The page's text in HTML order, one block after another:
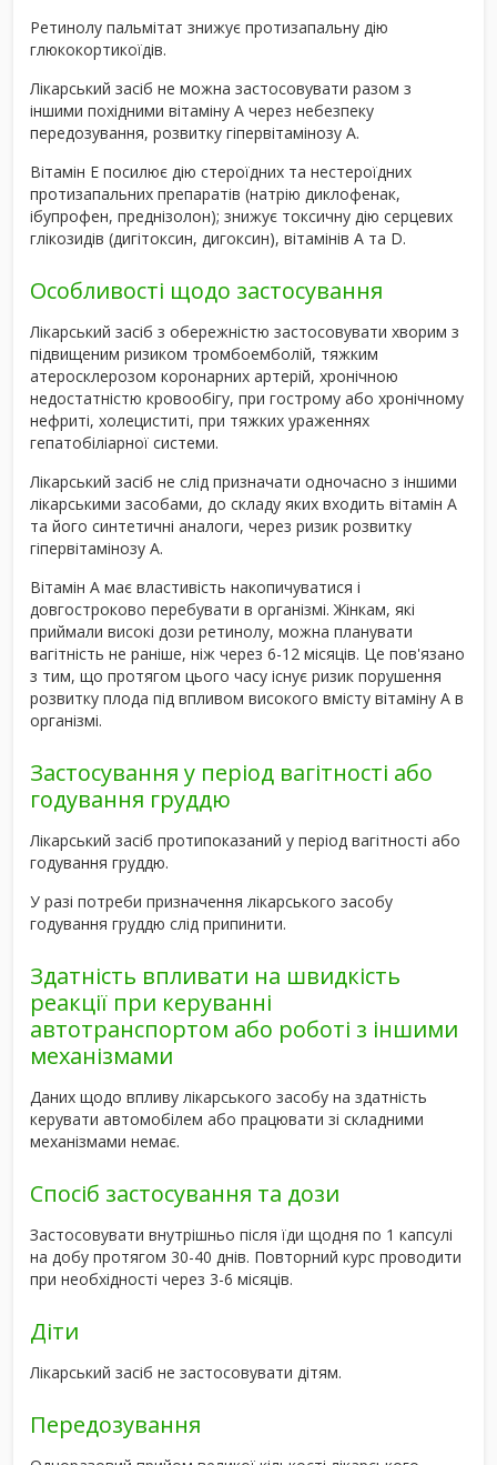
Ретинолу пальмітат знижує протизапальну дію
глюкокортикоїдів.
Лікарський засіб не можна застосовувати разом з
іншими похідними вітаміну А через небезпеку
передозування, розвитку гіпервітамінозу А.
Вітамін Е посилює дію стероїдних та нестероїдних
протизапальних препаратів (натрію диклофенак,
ібупрофен, преднізолон); знижує токсичну дію серцевих
глікозидів (дигітоксин, дигоксин), вітамінів А та D.
Особливості щодо застосування
Лікарський засіб з обережністю застосовувати хворим з
підвищеним ризиком тромбоемболій, тяжким
атеросклерозом коронарних артерій, хронічною
недостатністю кровообігу, при гострому або хронічному
нефриті, холециститі, при тяжких ураженнях
гепатобіліарної системи.
Лікарський засіб не слід призначати одночасно з іншими
лікарськими засобами, до складу яких входить вітамін А
та його синтетичні аналоги, через ризик розвитку
гіпервітамінозу А.
Вітамін А має властивість накопичуватися і
довгостроково перебувати в організмі. Жінкам, які
приймали високі дози ретинолу, можна планувати
вагітність не раніше, ніж через 6-12 місяців. Це пов'язано
з тим, що протягом цього часу існує ризик порушення
розвитку плода під впливом високого вмісту вітаміну А в
організмі.
Застосування у період вагітності або
годування груддю
Лікарський засіб протипоказаний у період вагітності або
годування груддю.
У разі потреби призначення лікарського засобу
годування груддю слід припинити.
Здатність впливати на швидкість
реакції при керуванні
автотранспортом або роботі з іншими
механізмами
Даних щодо впливу лікарського засобу на здатність
керувати автомобілем або працювати зі складними
механізмами немає.
Спосіб застосування та дози
Застосовувати внутрішньо після їди щодня по 1 капсулі
на добу протягом 30-40 днів. Повторний курс проводити
при необхідності через 3-6 місяців.
Діти
Лікарський засіб не застосовувати дітям.
Передозування